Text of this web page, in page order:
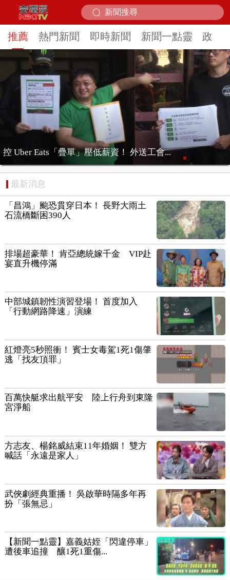
推薦 熱門新聞 即時新聞 新聞一點靈 政治
地表最強戰車首亮相漢光 「M1A2T」進行油料...
最新消息
「昌鴻」颱恐貫穿日本！ 長野大雨土
石流橋斷困390人
排場超豪華！ 肯亞總統嫁千金 VIP赴
宴直升機停滿
中部城鎮韌性演習登場！ 首度加入
「行動網路降速」演練
紅燈亮5秒照衝！ 賓士女毒駕1死1傷肇
逃「找友頂罪」
百萬快艇求出航平安 陸上行舟到東隆
宮淨船
方志友、楊銘威結束11年婚姻！ 雙方
喊話「永遠是家人」
武俠劇經典重播！ 吳啟華時隔多年再
扮「張無忌」
【新聞一點靈】嘉義姑姪「閃違停車」
遭後車追撞 釀1死1重傷...